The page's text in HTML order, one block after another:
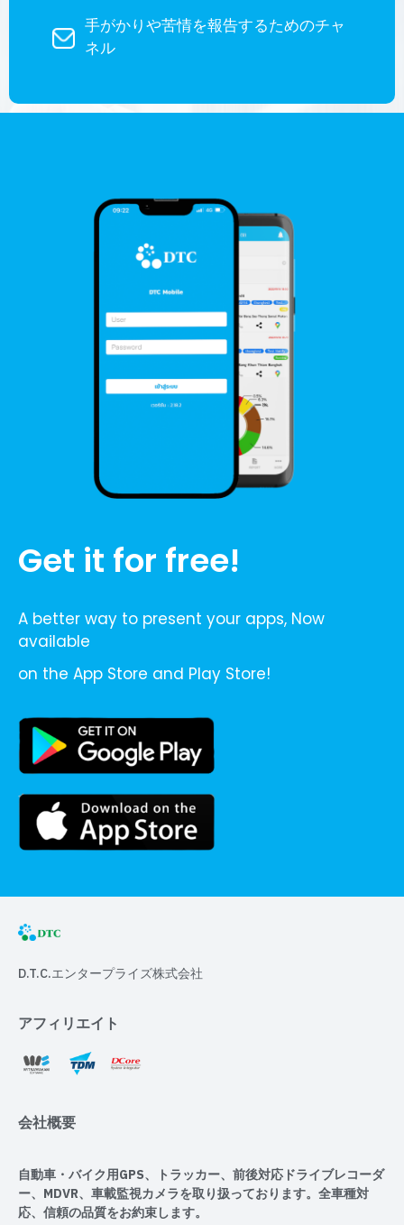
手がかりや苦情を報告するためのチャ
ネル
Get it for free!
A better way to present your apps, Now
available
on the App Store and Play Store!
D.T.C.エンタープライズ株式会社
アフィリエイト
会社概要
自動車・バイク用GPS、トラッカー、前後対応ドライブレコーダ
ー、MDVR、車載監視カメラを取り扱っております。全車種対
応、信頼の品質をお約束します。